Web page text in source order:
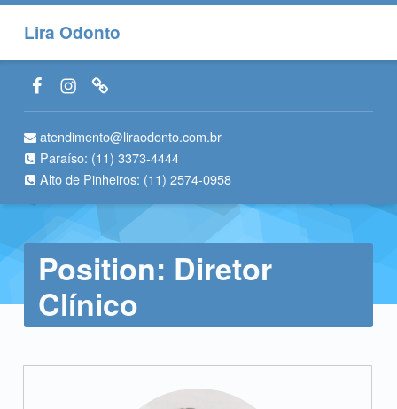
Lira Odonto
Facebook LiraOdonto
Instagram LiraOdonto
Site LiraOdonto
atendimento@liraodonto.com.br
Paraíso: (11) 3373-4444
Alto de Pinheiros: (11) 2574-0958
Position: Diretor
Clínico